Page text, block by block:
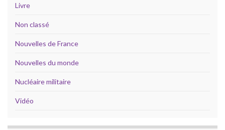
Livre
Non classé
Nouvelles de France
Nouvelles du monde
Nucléaire militaire
Vidéo